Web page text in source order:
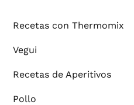
Recetas con Thermomix
Vegui
Recetas de Aperitivos
Pollo